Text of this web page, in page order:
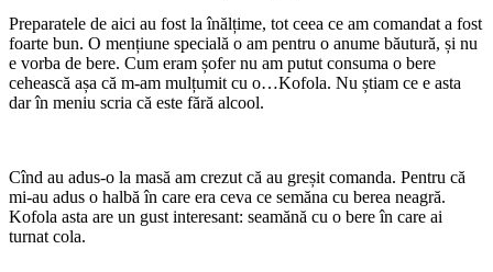
Preparatele de aici au fost la înălțime, tot ceea ce am comandat a fost
foarte bun. O mențiune specială o am pentru o anume băutură, și nu
e vorba de bere. Cum eram șofer nu am putut consuma o bere
cehească așa că m-am mulțumit cu o…Kofola. Nu știam ce e asta
dar în meniu scria că este fără alcool.
Cînd au adus-o la masă am crezut că au greșit comanda. Pentru că
mi-au adus o halbă în care era ceva ce semăna cu berea neagră.
Kofola asta are un gust interesant: seamănă cu o bere în care ai
turnat cola.